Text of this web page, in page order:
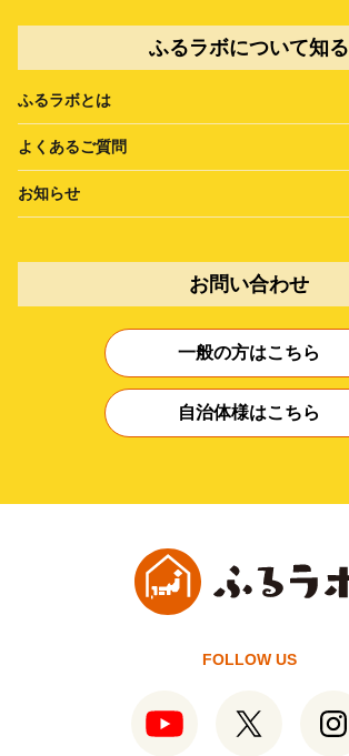
ふるラボについて知る
ふるラボとは
よくあるご質問
お知らせ
お問い合わせ
一般の方はこちら
自治体様はこちら
FOLLOW US